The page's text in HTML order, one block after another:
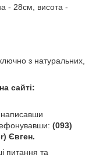
- 28см, висота -
з натуральних,
сайті:
(093)
Євген.
питання та